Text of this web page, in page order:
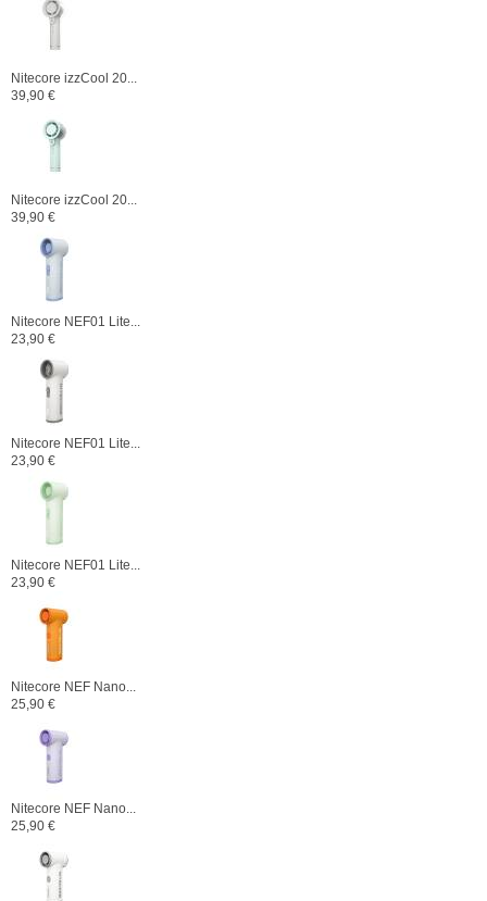
Nitecore izzCool 20...
39,90 €
Nitecore izzCool 20...
39,90 €
Nitecore NEF01 Lite...
23,90 €
Nitecore NEF01 Lite...
23,90 €
Nitecore NEF01 Lite...
23,90 €
Nitecore NEF Nano...
25,90 €
Nitecore NEF Nano...
25,90 €